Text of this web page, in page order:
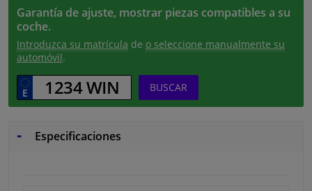
Garantía de ajuste, mostrar piezas compatibles a su
coche.
Introduzca su matrícula de o seleccione manualmente su
automóvil.
BUSCAR
Especificaciones